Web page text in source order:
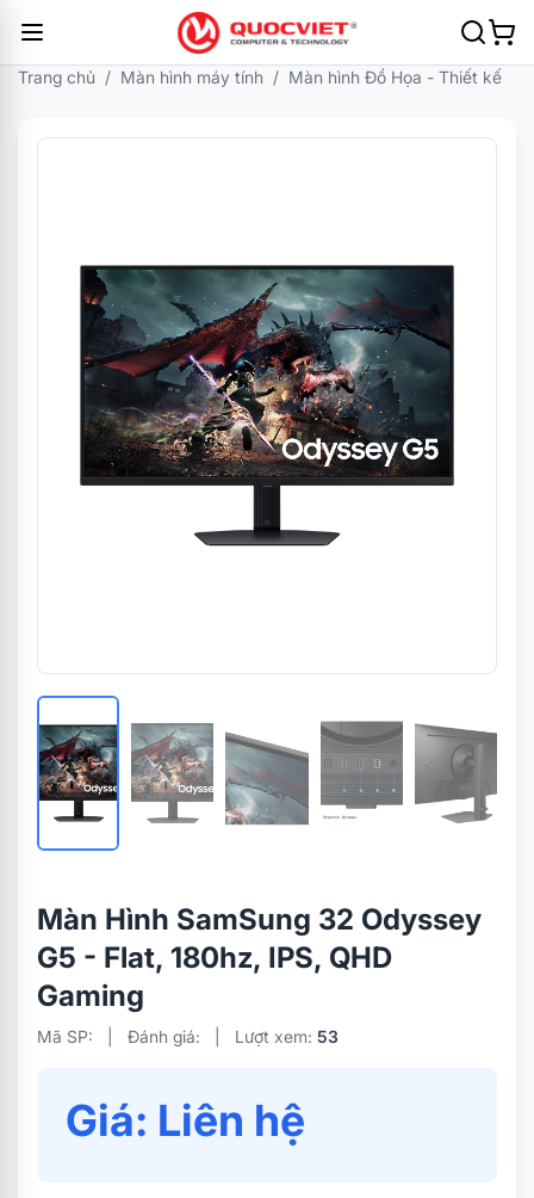
Trang chủ / Màn hình máy tính / Màn hình Đồ Họa - Thiết kế
Màn Hình SamSung 32 Odyssey
G5 - Flat, 180hz, IPS, QHD
Gaming
Mã SP: Đánh giá: Lượt xem: 53
Giá: Liên hệ